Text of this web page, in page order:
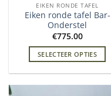
EIKEN RONDE TAFEL
Eiken ronde tafel Bar-
Onderstel
€775.00
SELECTEER OPTIES